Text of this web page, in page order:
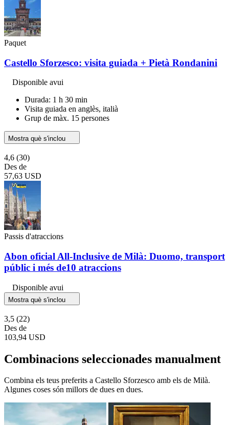
Paquet
Castello Sforzesco: visita guiada + Pietà Rondanini
Disponible avui
Durada: 1 h 30 min
Visita guiada en anglès, italià
Grup de màx. 15 persones
Mostra què s'inclou
4,6 (30)
Des de
57,63 USD
Passis d'atraccions
Abon oficial All-Inclusive de Milà: Duomo, transport
públic i més de10 atraccions
Disponible avui
Mostra què s'inclou
3,5 (22)
Des de
103,94 USD
Combinacions seleccionades manualment
Combina els teus preferits a Castello Sforzesco amb els de Milà.
Algunes coses són millors de dues en dues.